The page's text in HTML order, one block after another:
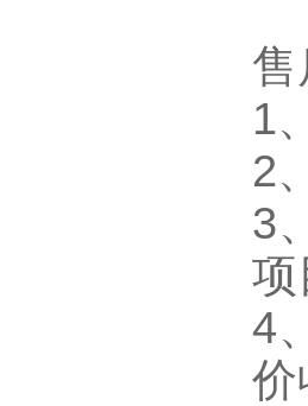
1
2
3
项
4
价